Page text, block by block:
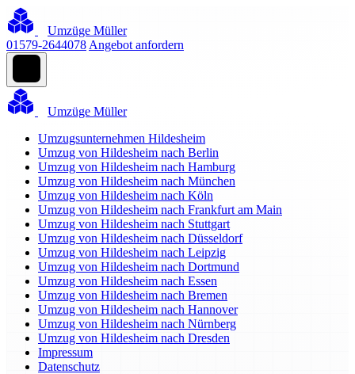
Umzüge Müller
01579-2644078 Angebot anfordern
Umzüge Müller
Umzugsunternehmen Hildesheim
Umzug von Hildesheim nach Berlin
Umzug von Hildesheim nach Hamburg
Umzug von Hildesheim nach München
Umzug von Hildesheim nach Köln
Umzug von Hildesheim nach Frankfurt am Main
Umzug von Hildesheim nach Stuttgart
Umzug von Hildesheim nach Düsseldorf
Umzug von Hildesheim nach Leipzig
Umzug von Hildesheim nach Dortmund
Umzug von Hildesheim nach Essen
Umzug von Hildesheim nach Bremen
Umzug von Hildesheim nach Hannover
Umzug von Hildesheim nach Nürnberg
Umzug von Hildesheim nach Dresden
Impressum
Datenschutz